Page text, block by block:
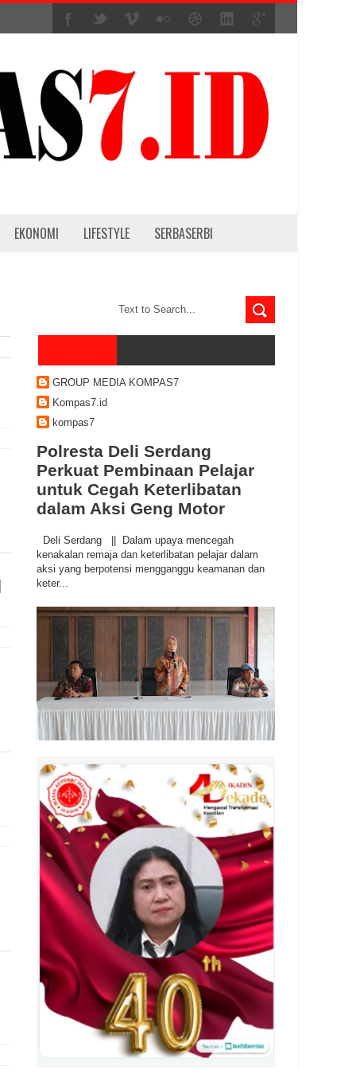
EKONOMI LIFESTYLE SERBASERBI
GROUP MEDIA KOMPAS7
Kompas7.id
kompas7
Polresta Deli Serdang
Perkuat Pembinaan Pelajar
untuk Cegah Keterlibatan
dalam Aksi Geng Motor
Deli Serdang || Dalam upaya mencegah
kenakalan remaja dan keterlibatan pelajar dalam
aksi yang berpotensi mengganggu keamanan dan
keter...